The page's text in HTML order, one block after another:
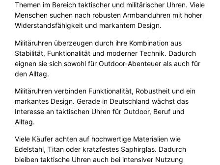
Themen im Bereich taktischer und militärischer Uhren. Viele
Menschen suchen nach robusten Armbanduhren mit hoher
Widerstandsfähigkeit und markantem Design.
Militäruhren überzeugen durch ihre Kombination aus
Stabilität, Funktionalität und moderner Technik. Dadurch
eignen sie sich sowohl für Outdoor-Abenteuer als auch für
den Alltag.
Militäruhren verbinden Funktionalität, Robustheit und ein
markantes Design. Gerade in Deutschland wächst das
Interesse an taktischen Uhren für Outdoor, Beruf und
Alltag.
Viele Käufer achten auf hochwertige Materialien wie
Edelstahl, Titan oder kratzfestes Saphirglas. Dadurch
bleiben taktische Uhren auch bei intensiver Nutzung